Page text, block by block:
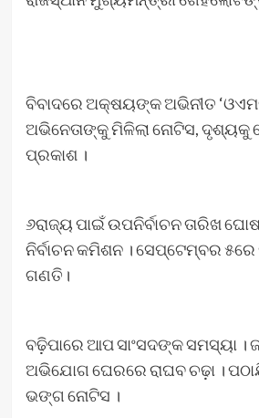
ବିବାଦରେ ଅକ୍ଷୟଙ୍କ ଅଭିନୀତ
ଅଭିନେତାଙ୍କୁ ମିଳିଲା ନୋଟିସ,
ପ୍ରକାଶ ।
୬ରାଜ୍ୟ ପାଇଁ ଉପନିର୍ବାଚନ ତାରିଖ
ନିର୍ବାଚନ କମିଶନ । ସେପ୍ଟେମ୍ବର
ଗଣତି।
ବଢ଼ିପାରେ ଆପ ସାଂସଦଙ୍କ ସମସ୍ୟା ।
ଅଭିଯୋଗ ଘେରରେ ରାଘବ ଚଢ଼ା ।
ଭଙ୍ଗ ନୋଟିସ ।